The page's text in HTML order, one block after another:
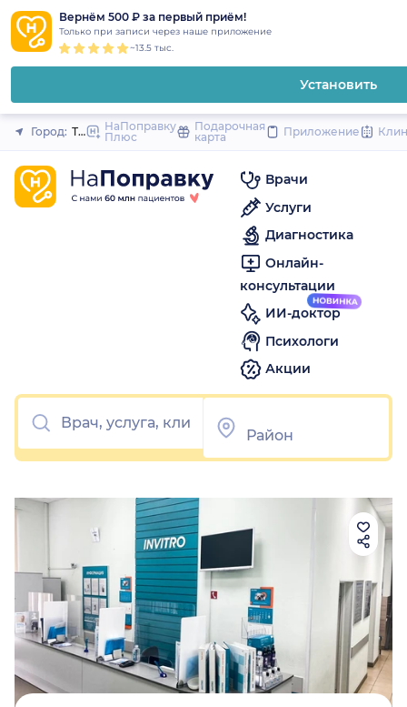
Вернём 500 ₽ за первый приём!
Только при записи через наше приложение
~13.5 тыс.
Установить
Закрыть
Город: ТомскНаПоправку
Плюс
Подарочная
карта
Приложение
Врачи
Услуги
Диагностика
Онлайн-
консультации
ИИ-доктор
Психологи
Акции